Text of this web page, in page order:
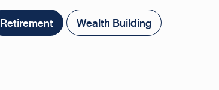
Retirement Wealth Building